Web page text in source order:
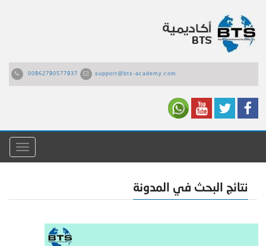
00962790577937 support@bts-academy.com
القائمة
نتائج البحث في المدونة